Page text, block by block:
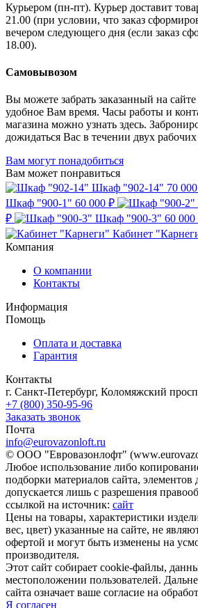
Курьером (пн-пт). Курьер доставит
21.00 (при условии, что заказ
вечером следующего дня (если заказ
18.00).
Самовывозом
Вы можете забрать заказанный на
удобное Вам время. Часы работы и
магазина можно узнать здесь.
дожидаться Вас в течении двух
Вам могут понадобиться
Вам может понравиться
Шкаф "902-14" 70
Шкаф "900-1" 60 000 ₽
₽
Шкаф "900-3" 60 000
Кабинет
Компания
О компании
Контакты
Информация
Помощь
Оплата и доставка
Гарантия
Контакты
г. Санкт-Петербург, Коломяжский
+7 (800) 350-95-96
Заказать звонок
Почта
info@eurovazonloft.ru
© ООО "Евровазонлофт"
Любое использование либо
подборки материалов сайта,
допускается лишь с разрешения
ссылкой на источник: сайт
Цены на товары, характеристики
вес, цвет) указанные на сайте, не
офертой и могут быть изменены на
производителя.
Этот сайт собирает cookie-файлы,
местоположении пользователей.
сайта означает ваше согласие на
Я согласен